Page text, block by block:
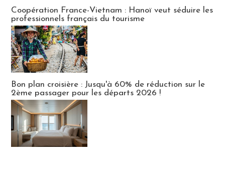
Coopération France-Vietnam : Hanoï veut séduire les
professionnels français du tourisme
Bon plan croisière : Jusqu'à 60% de réduction sur le
2ème passager pour les départs 2026 !